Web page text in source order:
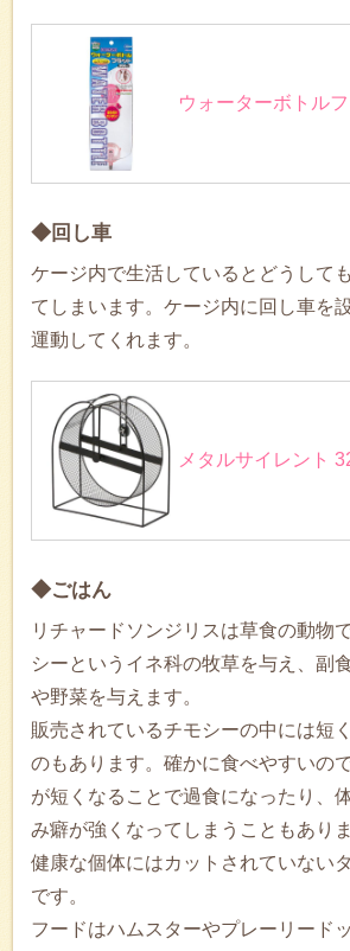
ウォーターボトル
◆回し車
ケージ内で生活しているとどうして
てしまいます。ケージ内に回し車を
運動してくれます。
メタルサイレント
◆ごはん
リチャードソンジリスは草食の動物
シーというイネ科の牧草を与え、副
や野菜を与えます。
販売されているチモシーの中には短
のもあります。確かに食べやすいの
が短くなることで過食になったり、
み癖が強くなってしまうこともあり
健康な個体にはカットされていない
です。
フードはハムスターやプレーリード